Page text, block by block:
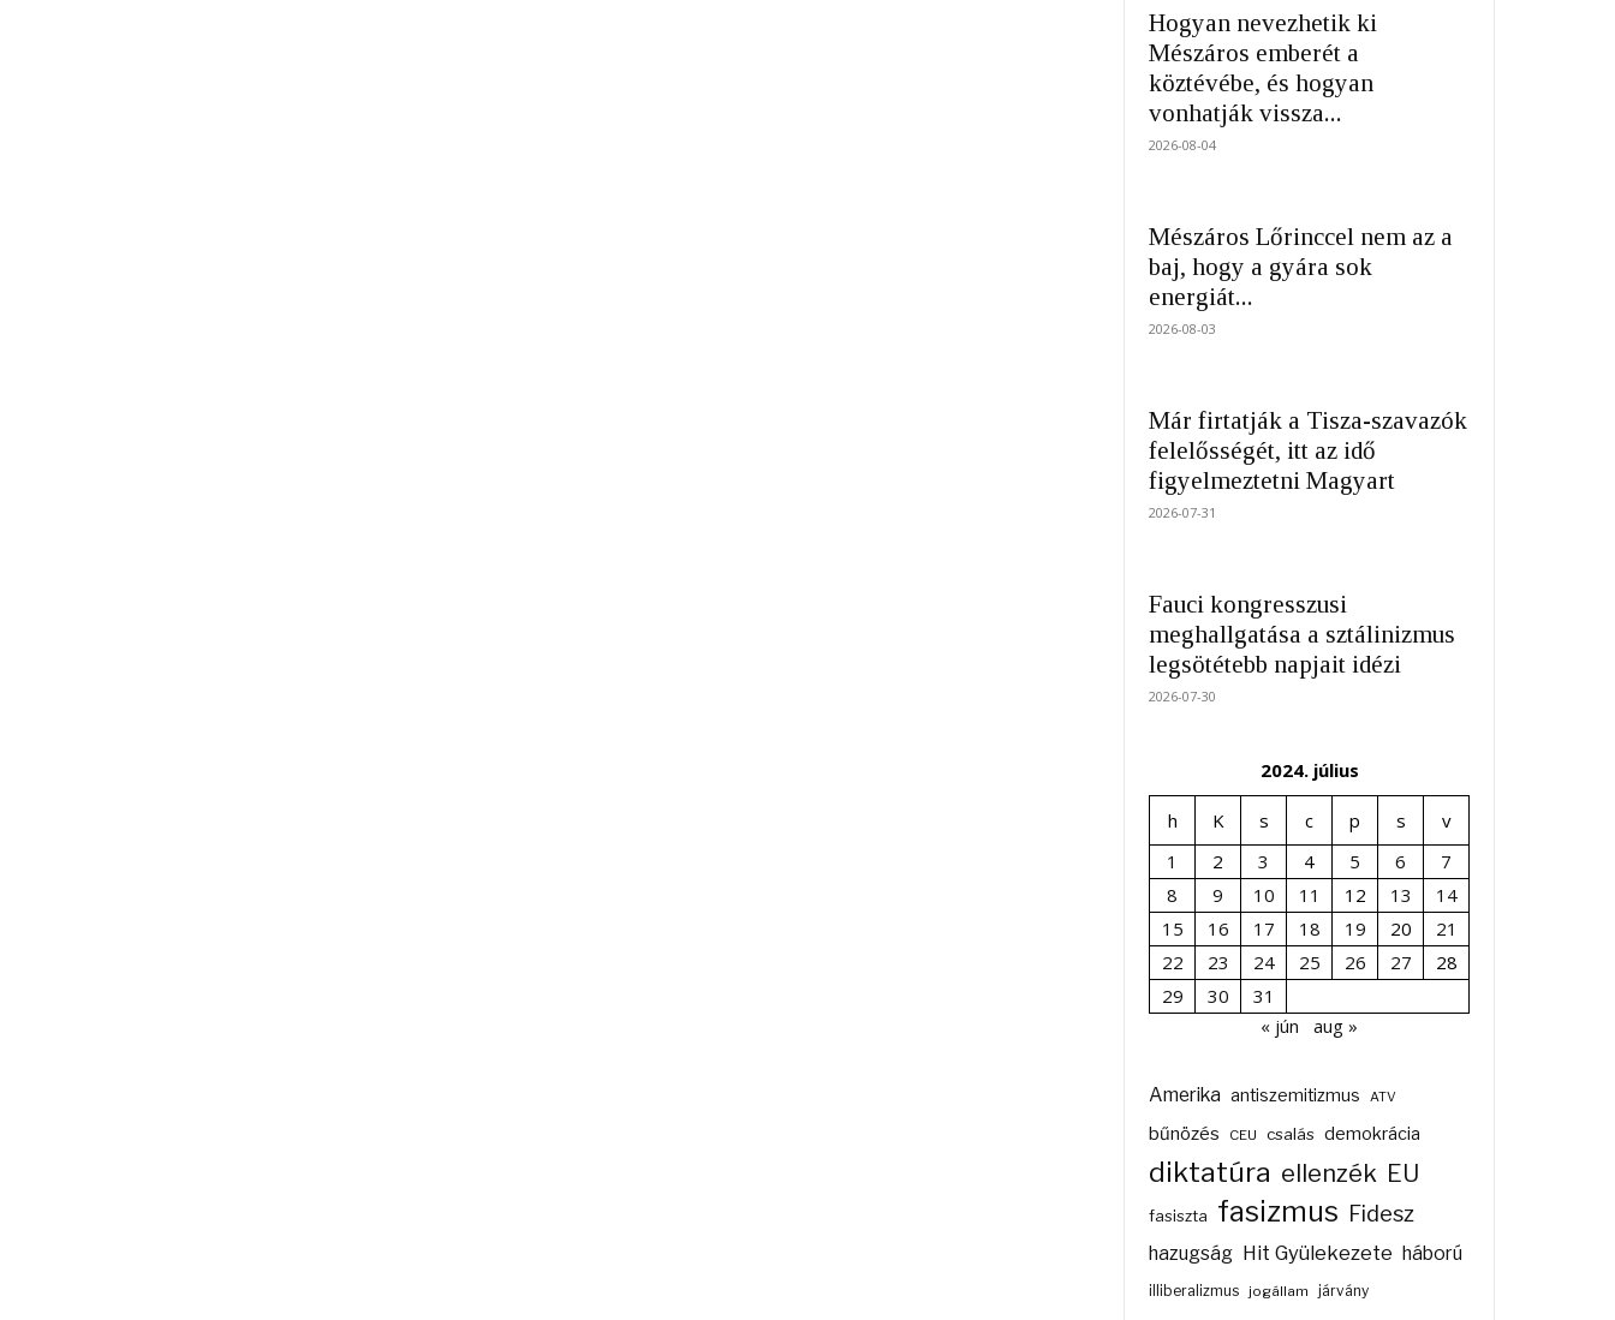
Hogyan nevezhetik ki
Mészáros emberét a
köztévébe, és hogyan
vonhatják vissza...
2026-08-04
Mészáros Lőrinccel nem az a
baj, hogy a gyára sok
energiát...
2026-08-03
Már firtatják a Tisza-szavazók
felelősségét, itt az idő
figyelmeztetni Magyart
2026-07-31
Fauci kongresszusi
meghallgatása a sztálinizmus
legsötétebb napjait idézi
2026-07-30
2024. július
h K s c p s
v
1
2 3 4 5 6
7
8
9 10 11 12 13
14
15
16 17 18 19 20
21
22
23 24 25 26 27
28
29
30
31
« jún
aug »
Amerika antiszemitizmus ATV
bűnözés CEU csalás demokrácia
diktatúra ellenzék EU
fasiszta fasizmus Fidesz
hazugság Hit Gyülekezete háború
illiberalizmus jogállam járvány